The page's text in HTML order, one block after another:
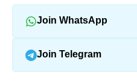
Join WhatsApp
Join Telegram